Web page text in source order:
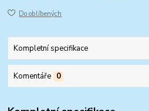
Do oblíbených
Kompletní specifikace
Komentáře 0